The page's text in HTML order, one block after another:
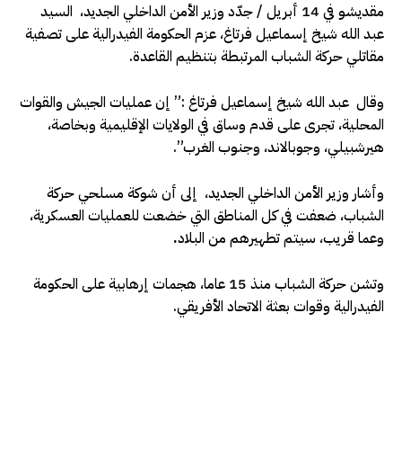
مقديشو في 14 أبريل / جدّد وزير الأمن الداخلي الجديد، السيد
عبد الله شيخ إسماعيل فرتاغ، عزم الحكومة الفيدرالية على تصفية
مقاتلي حركة الشباب المرتبطة بتنظيم القاعدة.
وقال عبد الله شيخ إسماعيل فرتاغ :” إن عمليات الجيش والقوات
المحلية، تجرى على قدم وساق في الولايات الإقليمية وبخاصة،
هيرشبيلي، وجوبالاند، وجنوب الغرب”.
وأشار وزير الأمن الداخلي الجديد، إلى أن شوكة مسلحي حركة
الشباب، ضعفت في كل المناطق التي خضعت للعمليات العسكرية،
وعما قريب، سيتم تطهيرهم من البلاد.
وتشن حركة الشباب منذ 15 عاما، هجمات إرهابية على الحكومة
الفيدرالية وقوات بعثة الاتحاد الأفريقي.